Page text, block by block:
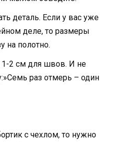
деталь. Если у вас уже
деле, то размеры
на полотно.
1-2 см для швов. И не
раз отмерь – один
с чехлом, то нужно